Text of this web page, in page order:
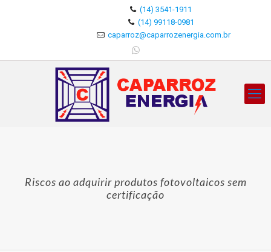
(14) 3541-1911
(14) 99118-0981
caparroz@caparrozenergia.com.br
Riscos ao adquirir produtos fotovoltaicos sem
certificação